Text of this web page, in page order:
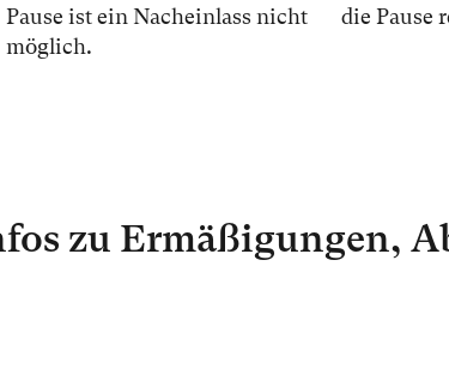
Pau­se ist ein Nach­ein­lass nicht
mög­lich.
die Pau­se
zu Ermäßigungen,